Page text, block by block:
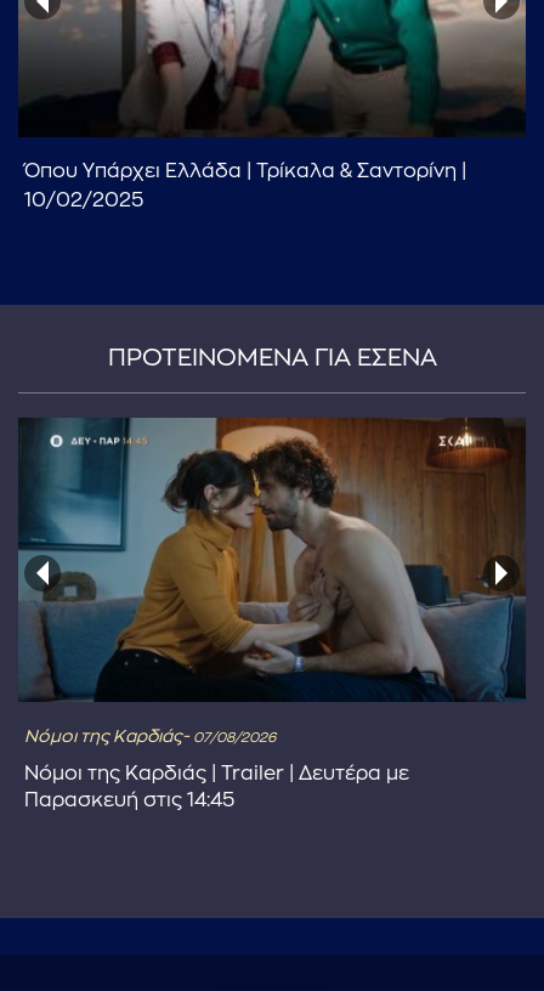
Όπου Υπάρχει Ελλάδα | Τρίκαλα & Σαντορίνη |
10/02/2025
ΠΡΟΤΕΙΝΟΜΕΝΑ ΓΙΑ ΕΣΕΝΑ
Νόμοι της Καρδιάς- 07/08/2026
Νόμοι της Καρδιάς | Trailer | Δευτέρα με
Παρασκευή στις 14:45